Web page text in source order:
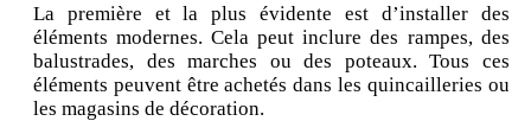
La première et la plus évidente est d’installer des
éléments modernes. Cela peut inclure des rampes, des
balustrades, des marches ou des poteaux. Tous ces
éléments peuvent être achetés dans les quincailleries ou
les magasins de décoration.